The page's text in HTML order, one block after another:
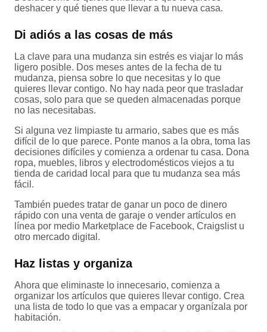
deshacer y qué tienes que llevar a tu nueva casa.
Di adiós a las cosas de más
La clave para una mudanza sin estrés es viajar lo más
ligero posible. Dos meses antes de la fecha de tu
mudanza, piensa sobre lo que necesitas y lo que
quieres llevar contigo. No hay nada peor que trasladar
cosas, solo para que se queden almacenadas porque
no las necesitabas.
Si alguna vez limpiaste tu armario, sabes que es más
difícil de lo que parece. Ponte manos a la obra, toma las
decisiones difíciles y comienza a ordenar tu casa. Dona
ropa, muebles, libros y electrodomésticos viejos a tu
tienda de caridad local para que tu mudanza sea más
fácil.
También puedes tratar de ganar un poco de dinero
rápido con una venta de garaje o vender artículos en
línea por medio Marketplace de Facebook, Craigslist u
otro mercado digital.
Haz listas y organiza
Ahora que eliminaste lo innecesario, comienza a
organizar los artículos que quieres llevar contigo. Crea
una lista de todo lo que vas a empacar y organízala por
habitación.